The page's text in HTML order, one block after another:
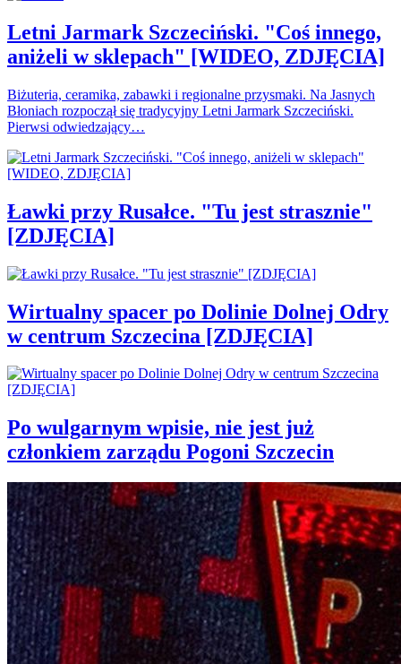
Letni Jarmark Szczeciński. "Coś innego,
aniżeli w sklepach" [WIDEO, ZDJĘCIA]
Biżuteria, ceramika, zabawki i regionalne przysmaki. Na Jasnych
Błoniach rozpoczął się tradycyjny Letni Jarmark Szczeciński.
Pierwsi odwiedzający…
Ławki przy Rusałce. "Tu jest strasznie"
[ZDJĘCIA]
Wirtualny spacer po Dolinie Dolnej Odry
w centrum Szczecina [ZDJĘCIA]
Po wulgarnym wpisie, nie jest już
członkiem zarządu Pogoni Szczecin